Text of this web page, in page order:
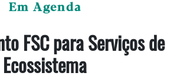
Em Agenda
FSC para Serviços de
Ecossistema